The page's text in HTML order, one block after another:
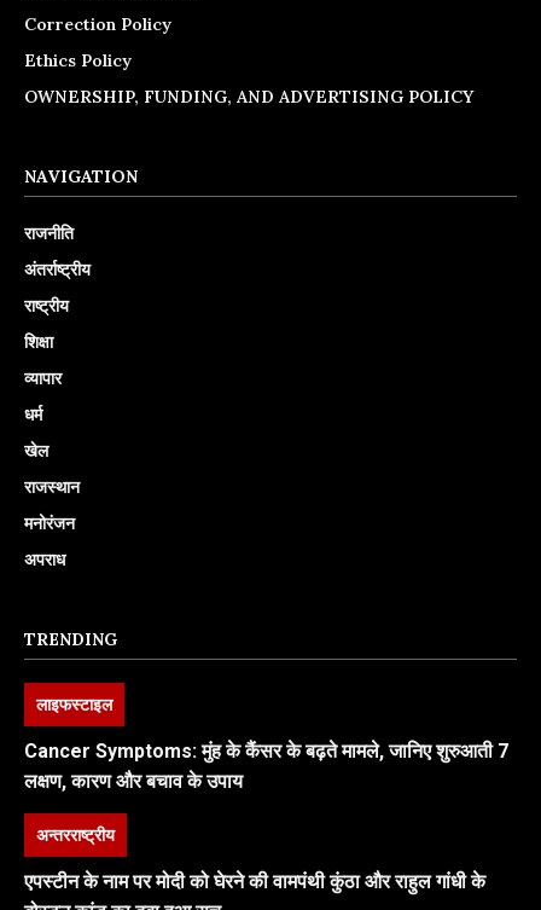
Correction Policy
Ethics Policy
OWNERSHIP, FUNDING, AND ADVERTISING POLICY
NAVIGATION
राजनीति
अंतर्राष्ट्रीय
राष्ट्रीय
शिक्षा
व्यापार
धर्म
खेल
राजस्थान
मनोरंजन
अपराध
TRENDING
लाइफस्टाइल
Cancer Symptoms: मुंह के कैंसर के बढ़ते मामले, जानिए शुरुआती 7
लक्षण, कारण और बचाव के उपाय
अन्तरराष्ट्रीय
एपस्टीन के नाम पर मोदी को घेरने की वामपंथी कुंठा और राहुल गांधी के